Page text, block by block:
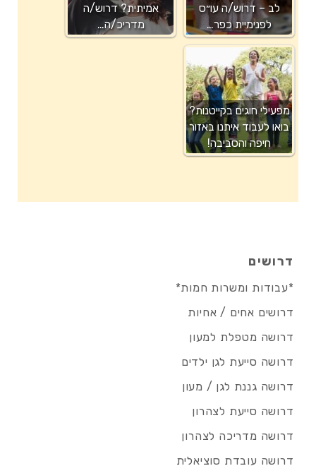
לב – דרוש/ה עו״ס
לפנימיית כפר…
אמיתית? דרוש/ה
מדריכ/ה…
מפעילי חוגים בקייטנות?
בואו לעבוד איתנו באזור
חיפה והסביבה!
דרושים
*עבודות ומשרות חמות*
דרושים אחים / אחיות
דרושה מטפלת למעון
דרושה סייעת לגן ילדים
דרושה גננת לגן / מעון
דרושה סייעת לצהרון
דרושה מדריכה לצהרון
דרושה עובדת סוציאלית